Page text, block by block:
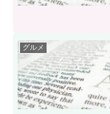
グルメ